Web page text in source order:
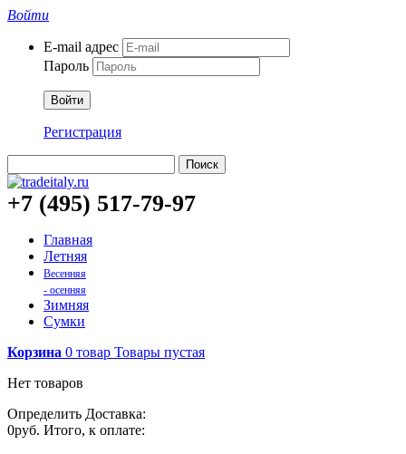
Войти
E-mail адрес
Пароль
Войти
Регистрация
Поиск
+7 (495) 517-79-97
Главная
Летняя
Весенняя
- осенняя
Зимняя
Сумки
Корзина 0 товар Товары пустая
Нет товаров
Определить Доставка:
0руб. Итого, к оплате: